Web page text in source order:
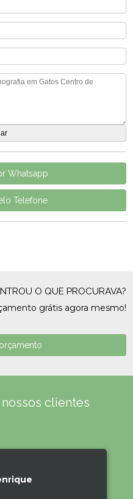
Whatsapp
Telefone
O QUE PROCURAVA?
grátis agora mesmo!
clientes